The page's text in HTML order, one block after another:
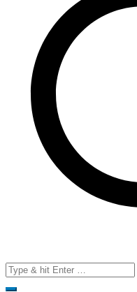
Search
for: